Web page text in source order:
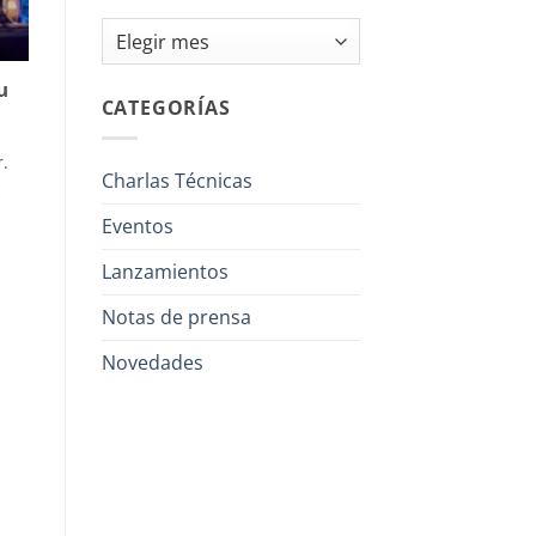
Archivos
CATEGORÍAS
Charlas Técnicas
Eventos
Lanzamientos
Notas de prensa
Novedades